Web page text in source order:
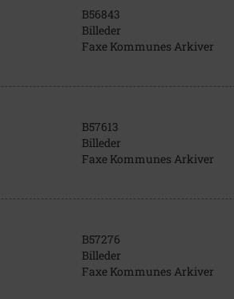
B56843
Billeder
Faxe Kommunes Arkiver
B57613
Billeder
Faxe Kommunes Arkiver
B57276
Billeder
Faxe Kommunes Arkiver